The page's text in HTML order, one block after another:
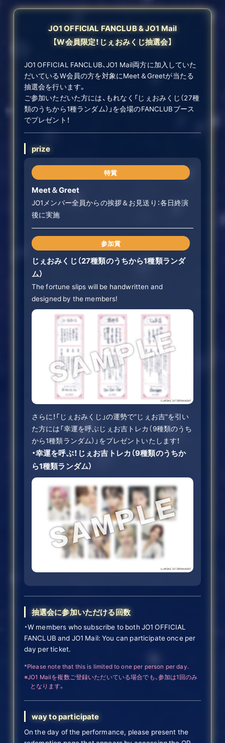
JO1 OFFICIAL FANCLUB & JO1 Mail
【W会員限定！じぇおみくじ抽選会】
JO1 OFFICIAL FANCLUB、JO1 Mail両方に加入していた
だいているW会員の方を対象にMeet＆Greetが当たる
抽選会を行います。
ご参加いただいた方には、もれなく「じぇおみくじ（27種
類のうちから1種ランダム）」を会場のFANCLUBブース
でプレゼント！
prize
特賞
Meet＆Greet
JO1メンバー全員からの挨拶＆お見送り：各日終演
後に実施
参加賞
じぇおみくじ（27種類のうちから1種類ランダ
ム）
The fortune slips will be handwritten and
designed by the members!
さらに！「じぇおみくじ」の運勢で”じぇお吉”を引い
た方には「幸運を呼ぶじぇお吉トレカ（9種類のうち
から1種類ランダム）」をプレゼントいたします！
・幸運を呼ぶ！じぇお吉トレカ（9種類のうちか
ら1種類ランダム）
抽選会に参加いただける回数
・W members who subscribe to both JO1 OFFICIAL
FANCLUB and JO1 Mail: You can participate once per
day per ticket.
*Please note that this is limited to one per person per day.
※JO1 Mailを複数ご登録いただいている場合でも、参加は1回のみ
となります。
way to participate
On the day of the performance, please present the